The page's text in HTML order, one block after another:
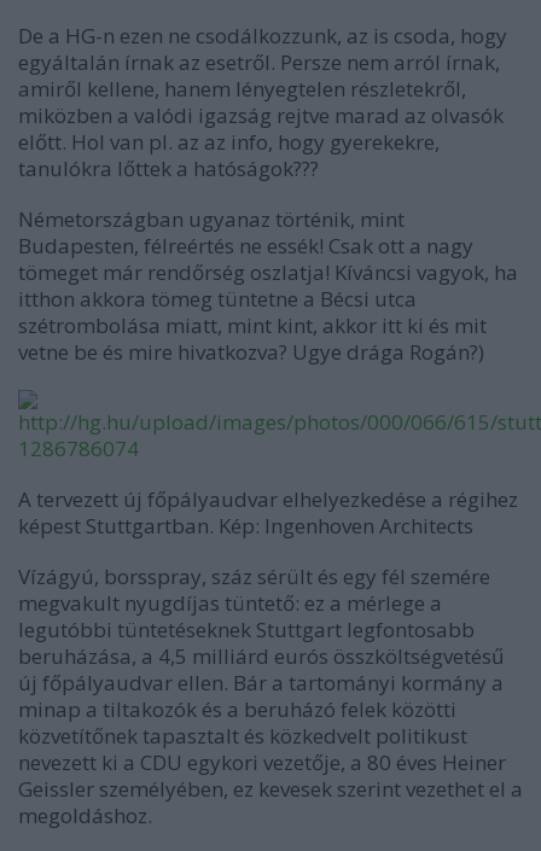
De a HG-n ezen ne csodálkozzunk, az is csoda, hogy
egyáltalán írnak az esetről. Persze nem arról írnak,
amiről kellene, hanem lényegtelen részletekről,
miközben a valódi igazság rejtve marad az olvasók
előtt. Hol van pl. az az info, hogy gyerekekre,
tanulókra lőttek a hatóságok???
Németországban ugyanaz történik, mint
Budapesten, félreértés ne essék! Csak ott a nagy
tömeget már rendőrség oszlatja! Kíváncsi vagyok, ha
itthon akkora tömeg tüntetne a Bécsi utca
szétrombolása miatt, mint kint, akkor itt ki és mit
vetne be és mire hivatkozva? Ugye drága Rogán?)
A tervezett új főpályaudvar elhelyezkedése a régihez
képest Stuttgartban. Kép: Ingenhoven Architects
Vízágyú, borsspray, száz sérült és egy fél szemére
megvakult nyugdíjas tüntető: ez a mérlege a
legutóbbi tüntetéseknek Stuttgart legfontosabb
beruházása, a 4,5 milliárd eurós összköltségvetésű
új főpályaudvar ellen. Bár a tartományi kormány a
minap a tiltakozók és a beruházó felek közötti
közvetítőnek tapasztalt és közkedvelt politikust
nevezett ki a CDU egykori vezetője, a 80 éves Heiner
Geissler személyében, ez kevesek szerint vezethet el a
megoldáshoz.